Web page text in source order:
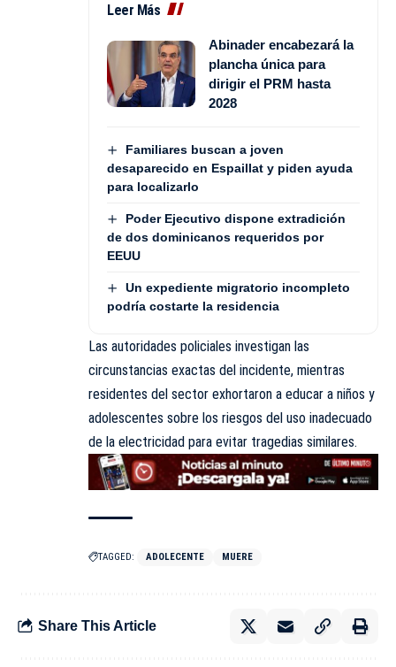
Leer Más
Abinader encabezará la
plancha única para
dirigir el PRM hasta
2028
Familiares buscan a joven
desaparecido en Espaillat y piden ayuda
para localizarlo
Poder Ejecutivo dispone extradición
de dos dominicanos requeridos por
EEUU
Un expediente migratorio incompleto
podría costarte la residencia
Las autoridades policiales investigan las
circunstancias exactas del incidente, mientras
residentes del sector exhortaron a educar a niños y
adolescentes sobre los riesgos del uso inadecuado
de la electricidad para evitar tragedias similares.
TAGGED: ADOLECENTE MUERE
Share This Article